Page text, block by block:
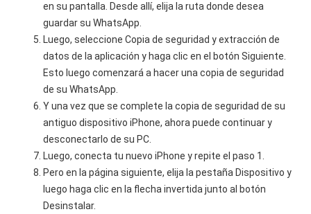
en su pantalla. Desde allí, elija la ruta donde desea
guardar su WhatsApp.
Luego, seleccione Copia de seguridad y extracción de
datos de la aplicación y haga clic en el botón Siguiente.
Esto luego comenzará a hacer una copia de seguridad
de su WhatsApp.
Y una vez que se complete la copia de seguridad de su
antiguo dispositivo iPhone, ahora puede continuar y
desconectarlo de su PC.
Luego, conecta tu nuevo iPhone y repite el paso 1.
Pero en la página siguiente, elija la pestaña Dispositivo y
luego haga clic en la flecha invertida junto al botón
Desinstalar.